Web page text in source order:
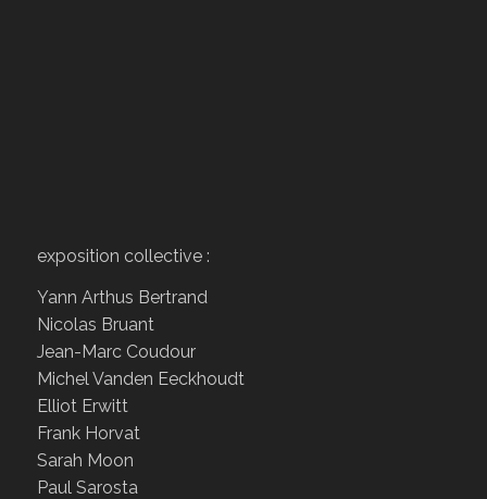
exposition collective :
Yann Arthus Bertrand
Nicolas Bruant
Jean-Marc Coudour
Michel Vanden Eeckhoudt
Elliot Erwitt
Frank Horvat
Sarah Moon
Paul Sarosta